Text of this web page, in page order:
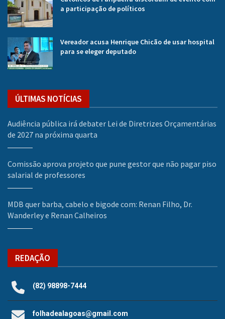
a participação de políticos
Vereador acusa Henrique Chicão de usar hospital
para se eleger deputado
ÚLTIMAS NOTÍCIAS
Audiência pública irá debater Lei de Diretrizes Orçamentárias
de 2027 na próxima quarta
Comissão aprova projeto que pune gestor que não pagar piso
salarial de professores
MDB quer barba, cabelo e bigode com: Renan Filho, Dr.
Wanderley e Renan Calheiros
REDAÇÃO
(82) 98898-7444
folhadealagoas@gmail.com